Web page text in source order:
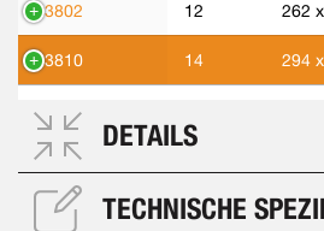
43802 12 262
43810 14 294
DETAILS
TECHNISCHE